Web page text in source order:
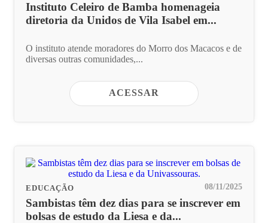
Instituto Celeiro de Bamba homenageia
diretoria da Unidos de Vila Isabel em...
O instituto atende moradores do Morro dos Macacos e de
diversas outras comunidades,...
ACESSAR
EDUCAÇÃO 08/11/2025
Sambistas têm dez dias para se inscrever em
bolsas de estudo da Liesa e da...